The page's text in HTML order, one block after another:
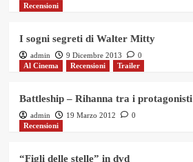
Recensioni
I sogni segreti di Walter Mitty
admin 9 Dicembre 2013
0
Al Cinema
Recensioni Trailer
Battleship – Rihanna tra i protagonisti
admin 19 Marzo 2012
0
Recensioni
“Figli delle stelle” in dvd